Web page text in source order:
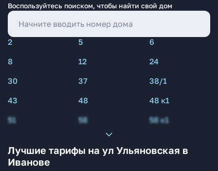
Воспользуйтесь поиском, чтобы найти свой дом
2 5
6
8
12
24
30
37
38/1
43
48
48 к1
51
58 58 к1
Лучшие тарифы на ул Ульяновская в
Иванове